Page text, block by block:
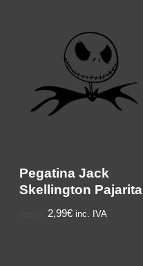
Pegatina Jack
Skellington Pajarita
2,99€ inc. IVA